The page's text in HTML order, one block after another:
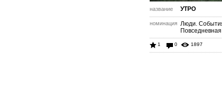
название УТРО
номинация Люди.
1 0 1897